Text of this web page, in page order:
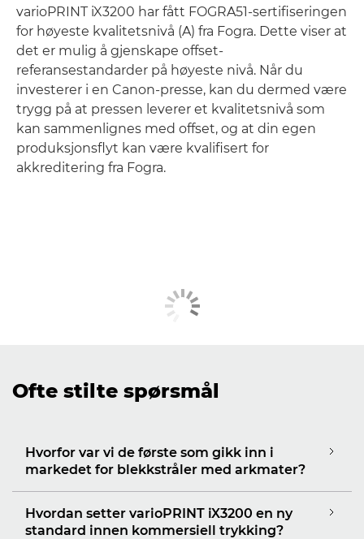
varioPRINT iX3200 har fått FOGRA51-sertifiseringen
for høyeste kvalitetsnivå (A) fra Fogra. Dette viser at
det er mulig å gjenskape offset-
referansestandarder på høyeste nivå. Når du
investerer i en Canon-presse, kan du dermed være
trygg på at pressen leverer et kvalitetsnivå som
kan sammenlignes med offset, og at din egen
produksjonsflyt kan være kvalifisert for
akkreditering fra Fogra.
Ofte stilte spørsmål
Hvorfor var vi de første som gikk inn i
markedet for blekkstråler med arkmater?
Hvordan setter varioPRINT iX3200 en ny
standard innen kommersiell trykking?